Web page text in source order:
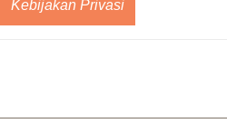
Kebijakan Privasi